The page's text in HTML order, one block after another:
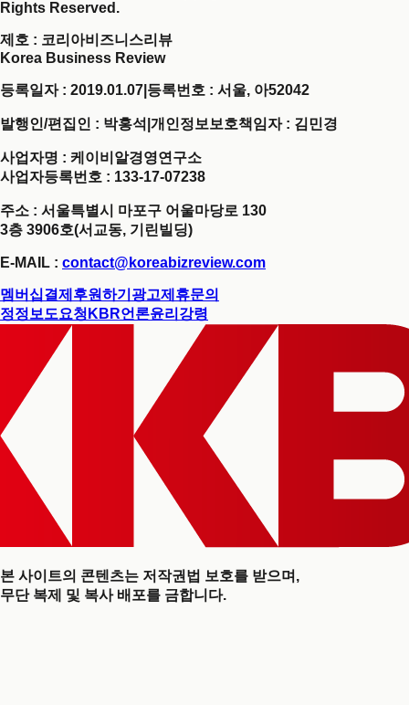
Rights Reserved.
제호 : 코리아비즈니스리뷰
Korea Business Review
등록일자 : 2019.01.07 등록번호 : 서울, 아52042
발행인/편집인 : 박홍석 개인정보보호책임자 : 김민경
사업자명 : 케이비알경영연구소
사업자등록번호 : 133-17-07238
주소 : 서울특별시 마포구 어울마당로 130
3층 3906호(서교동, 기린빌딩)
E-MAIL : contact@koreabizreview.com
멤버십결제 후원하기 광고제휴문의
정정보도요청 KBR언론윤리강령
본 사이트의 콘텐츠는 저작권법 보호를 받으며,
무단 복제 및 복사 배포를 금합니다.